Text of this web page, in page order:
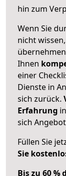
hin zum
Wenn Sie
nicht
Ihnen
einer
Dienste in
sich zurück.
Erfahrung
sich
Füllen Sie
Sie
Bis zu 60 %